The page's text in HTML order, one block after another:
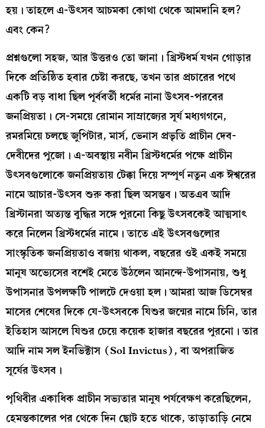
হয়। তাহলে এ-উৎসব আচমকা কোথা থেকে আমদানি হল?
এবং কেন?
প্রশ্নগুলো সহজ, আর উত্তরও তো জানা। খ্রিস্টধর্ম যখন গোড়ার
দিকে প্রতিষ্ঠিত হবার চেষ্টা করছে, তখন তার প্রচারের পথে
একটি বড় বাধা ছিল পূর্ববর্তী ধর্মের নানা উৎসব-পরবের
জনপ্রিয়তা। সে-সময়ে রোমান সাম্রাজ্যের সূর্য মধ্যগগনে,
রমরমিয়ে চলছে জুপিটার, মার্স, ভেনাস প্রভৃতি প্রাচীন দেব-
দেবীদের পুজো। এ-অবস্থায় নবীন খ্রিস্টধর্মের পক্ষে প্রাচীন
উৎসবগুলোকে জনপ্রিয়তায় টেক্কা দিয়ে সম্পূর্ণ নতুন এক ঈশ্বরের
নামে আচার-উৎসব শুরু করা ছিল অসম্ভব। অতএব আদি
খ্রিস্টানরা অত্যন্ত বুদ্ধির সঙ্গে পুরনো কিছু উৎসবকেই আত্মসাৎ
করে নিলেন খ্রিস্টধর্মের নামে। তাতে এই উৎসবগুলোর
সাংস্কৃতিক জনপ্রিয়তাও বজায় থাকল, বছরের ওই একই সময়ে
মানুষ অভ্যেসের বশেই মেতে উঠলেন আনন্দে-উপাসনায়, শুধু
উপাসনার উপলক্ষটি পালটে দেওয়া হল। আমরা আজ ডিসেম্বর
মাসের শেষের দিকে যে-উৎসবকে যিশুর জন্মের নামে চিনি, তার
ইতিহাস আসলে যিশুর চেয়ে কয়েক হাজার বছরের পুরনো। তার
আদি নাম সল ইনভিক্টাস (Sol Invictus), বা অপরাজিত
সূর্যের উৎসব।
পৃথিবীর একাধিক প্রাচীন সভ্যতার মানুষ পর্যবেক্ষণ করেছিলেন,
হেমন্তকালের পর থেকে দিন ছোট হতে থাকে, তাড়াতাড়ি নেমে